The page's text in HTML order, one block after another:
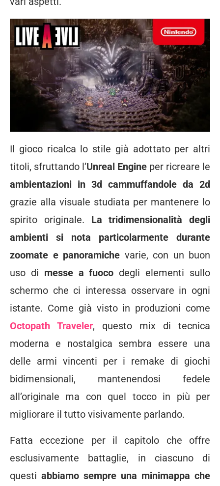
Il gioco ricalca lo stile già adottato per altri
titoli, sfruttando l’Unreal Engine per ricreare le
ambientazioni in 3d cammuffandole da 2d
grazie alla visuale studiata per mantenere lo
spirito originale. La tridimensionalità degli
ambienti si nota particolarmente durante
zoomate e panoramiche varie, con un buon
uso di messe a fuoco degli elementi sullo
schermo che ci interessa osservare in ogni
istante. Come già visto in produzioni come
Octopath Traveler, questo mix di tecnica
moderna e nostalgica sembra essere una
delle armi vincenti per i remake di giochi
bidimensionali, mantenendosi fedele
all’originale ma con quel tocco in più per
migliorare il tutto visivamente parlando.
Fatta eccezione per il capitolo che offre
esclusivamente battaglie, in ciascuno di
questi abbiamo sempre una minimappa che